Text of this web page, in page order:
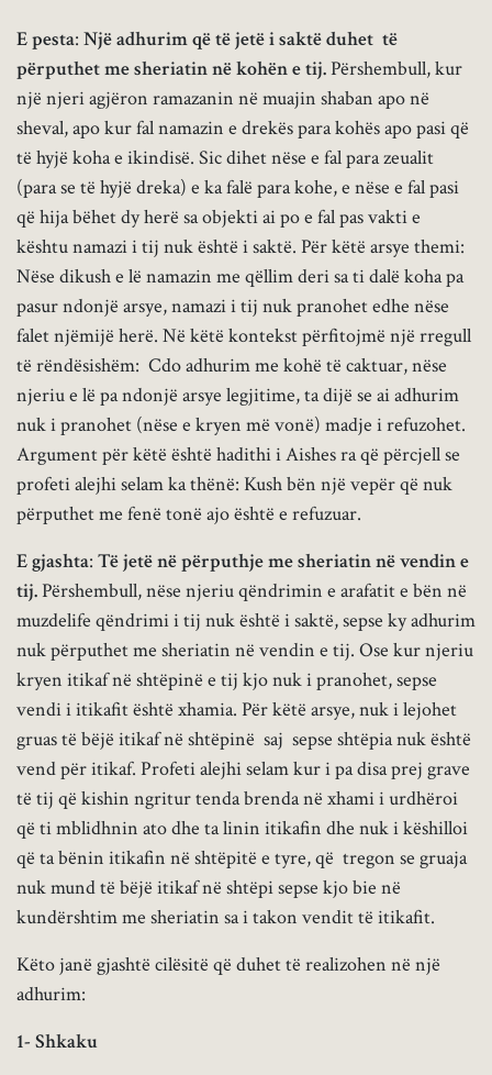
E pesta: Një adhurim që të jetë i saktë duhet të
përputhet me sheriatin në kohën e tij.Përshembull, kur
një njeri agjëron ramazanin në muajin shaban apo në
sheval, apo kur fal namazin e drekës para kohës apo pasi që
të hyjë koha e ikindisë. Sic dihet nëse e fal para zeualit
(para se të hyjë dreka) e ka falë para kohe, e nëse e fal pasi
që hija bëhet dy herë sa objekti ai po e fal pas vakti e
kështu namazi i tij nuk është i saktë. Për këtë arsye themi:
Nëse dikush e lë namazin me qëllim deri sa ti dalë koha pa
pasur ndonjë arsye, namazi i tij nuk pranohet edhe nëse
falet njëmijë herë. Në këtë kontekst përfitojmë një rregull
të rëndësishëm: Cdo adhurim me kohë të caktuar, nëse
njeriu e lë pa ndonjë arsye legjitime, ta dijë se ai adhurim
nuk i pranohet (nëse e kryen më vonë) madje i refuzohet.
Argument për këtë është hadithi i Aishes ra që përcjell se
profeti alejhi selam ka thënë: Kush bën një vepër që nuk
përputhet me fenë tonë ajo është e refuzuar.
E gjashta: Të jetë në përputhje me sheriatin në vendin e
tij.Përshembull, nëse njeriu qëndrimin e arafatit e bën në
muzdelife qëndrimi i tij nuk është i saktë, sepse ky adhurim
nuk përputhet me sheriatin në vendin e tij. Ose kur njeriu
kryen itikaf në shtëpinë e tij kjo nuk i pranohet, sepse
vendi i itikafit është xhamia. Për këtë arsye, nuk i lejohet
gruas të bëjë itikaf në shtëpinë saj sepse shtëpia nuk është
vend për itikaf. Profeti alejhi selam kur i pa disa prej grave
të tij që kishin ngritur tenda brenda në xhami i urdhëroi
që ti mblidhnin ato dhe ta linin itikafin dhe nuk i këshilloi
që ta bënin itikafin në shtëpitë e tyre, që tregon se gruaja
nuk mund të bëjë itikaf në shtëpi sepse kjo bie në
kundërshtim me sheriatin sa i takon vendit të itikafit.
Këto janë gjashtë cilësitë që duhet të realizohen në një
adhurim:
1- Shkaku